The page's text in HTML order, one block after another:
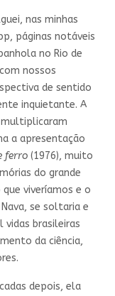
nas minhas
páginas notáveis
no Rio de
nossos
de sentido
inquietante. A
a apresentação
ferro(1976), muito
do grande
viveríamos e o
se soltaria e
brasileiras
da ciência,
depois, ela